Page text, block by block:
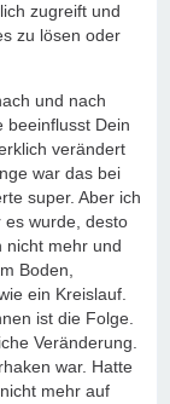
zugreift und
zu lösen oder
und nach
beeinflusst Dein
verändert
war das bei
super. Aber ich
es wurde, desto
nicht mehr und
Boden,
ein Kreislauf.
ist die Folge.
Veränderung.
war. Hatte
mehr auf